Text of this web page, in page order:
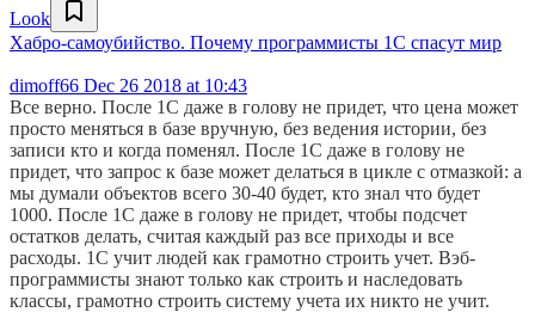
Look
Хабро-самоубийство. Почему программисты 1С спасут мир
dimoff66 Dec 26 2018 at 10:43
Все верно. После 1С даже в голову не придет, что цена может
просто меняться в базе вручную, без ведения истории, без
записи кто и когда поменял. После 1С даже в голову не
придет, что запрос к базе может делаться в цикле с отмазкой: а
мы думали объектов всего 30-40 будет, кто знал что будет
1000. После 1С даже в голову не придет, чтобы подсчет
остатков делать, считая каждый раз все приходы и все
расходы. 1С учит людей как грамотно строить учет. Вэб-
программисты знают только как строить и наследовать
классы, грамотно строить систему учета их никто не учит.